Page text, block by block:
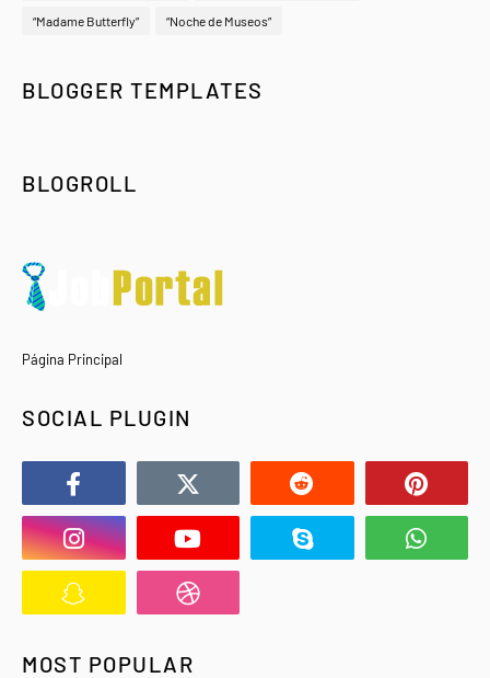
“Madame Butterfly” “Noche de Museos”
BLOGGER TEMPLATES
BLOGROLL
Página Principal
SOCIAL PLUGIN
MOST POPULAR